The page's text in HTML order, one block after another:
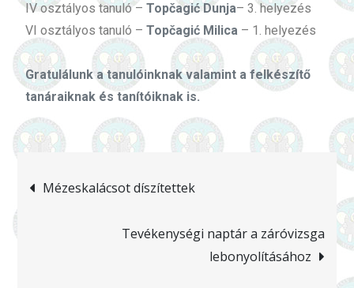
IV osztályos tanuló – Topčagić Dunja– 3. helyezés
VI osztályos tanuló –Topčagić Milica – 1. helyezés
Gratulálunk a tanulóinknak valamint a felkészítő
tanáraiknak és tanítóiknak is.
Mézeskalácsot díszítettek
Tevékenységi naptár a záróvizsga
lebonyolításához